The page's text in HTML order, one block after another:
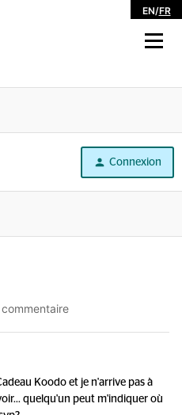
EN/FR
Connexion
commentaire
Koodo et je n'arrive pas à
quelqu'un peut m'indiquer où